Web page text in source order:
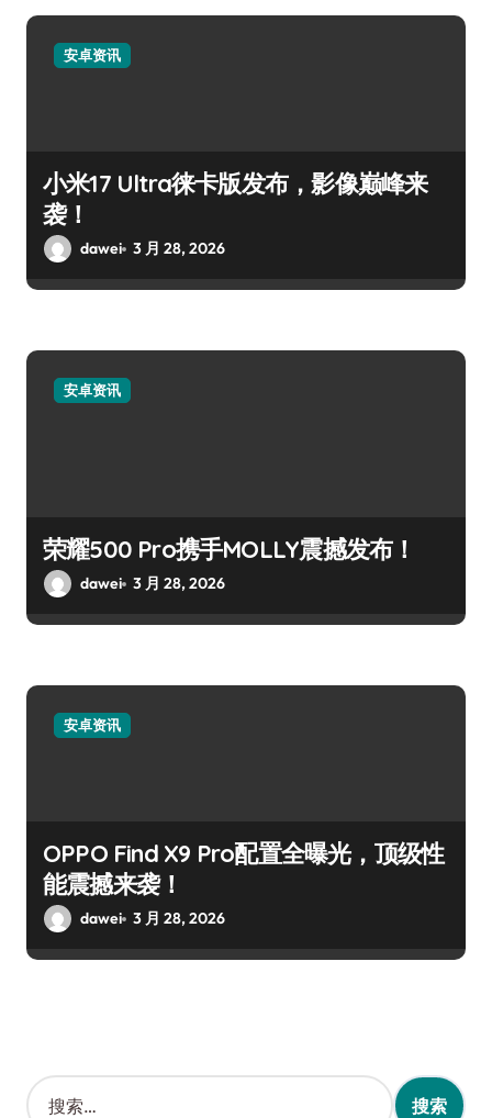
安卓资讯
小米17 Ultra徕卡版发布，影像巅峰来
袭！
dawei 3 月 28, 2026
安卓资讯
荣耀500 Pro携手MOLLY震撼发布！
dawei 3 月 28, 2026
安卓资讯
OPPO Find X9 Pro配置全曝光，顶级性
能震撼来袭！
dawei 3 月 28, 2026
搜
索